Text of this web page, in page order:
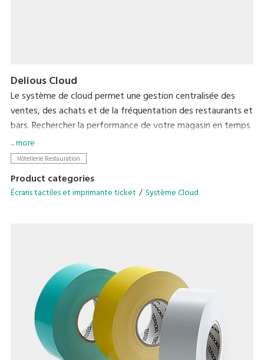
Delious Cloud
Le système de cloud permet une gestion centralisée des
ventes, des achats et de la fréquentation des restaurants et
bars. Rechercher la performance de votre magasin en temps
réel.
Accessible depuis n'importe quel emplacement, sans avoir
... more
Hôtellerie Restauration
Product categories
Écrans tactiles et imprimante ticket Système Cloud